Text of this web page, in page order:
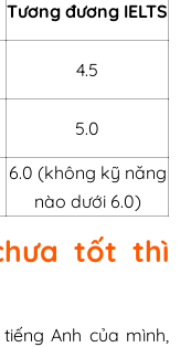
Tương đương IELTS
4.5
5.0
6.0 (không kỹ năng
nào dưới 6.0)
tốt thì
Anh của mình,